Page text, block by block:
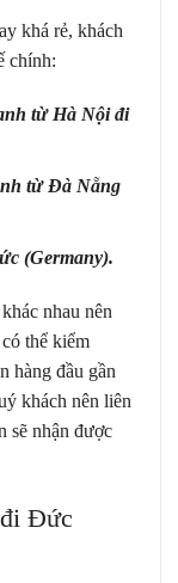
khá rẻ, khách
chính:
từ Hà Nội đi
từ Đà Nẵng
(Germany).
nhau nên
thể kiểm
hàng đầu gần
khách nên liên
sẽ nhận được
đi Đức